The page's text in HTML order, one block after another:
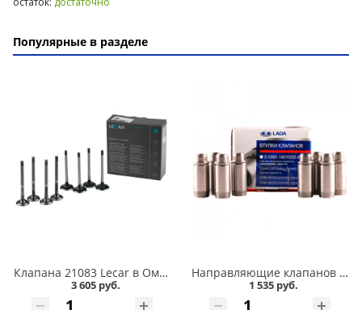
Популярные в разделе
Клапана 21083 Lecar в Омске
3 605 руб.
Направляющие клапанов 2108 АвтоВАЗ в Омске
1 535 руб.